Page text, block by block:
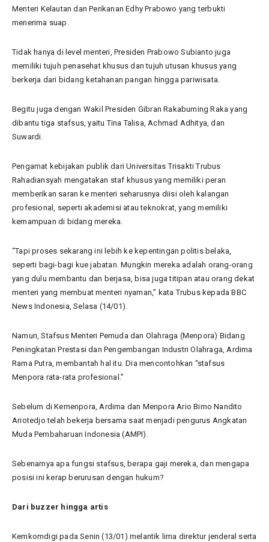
Menteri Kelautan dan Perikanan Edhy Prabowo yang terbukti
menerima suap.
Tidak hanya di level menteri, Presiden Prabowo Subianto juga
memiliki tujuh penasehat khusus dan tujuh utusan khusus yang
berkerja dari bidang ketahanan pangan hingga pariwisata.
Begitu juga dengan Wakil Presiden Gibran Rakabuming Raka yang
dibantu tiga stafsus, yaitu Tina Talisa, Achmad Adhitya, dan
Suwardi.
Pengamat kebijakan publik dari Universitas Trisakti Trubus
Rahadiansyah mengatakan staf khusus yang memiliki peran
memberikan saran ke menteri seharusnya diisi oleh kalangan
profesional, seperti akademisi atau teknokrat, yang memiliki
kemampuan di bidang mereka.
“Tapi proses sekarang ini lebih ke kepentingan politis belaka,
seperti bagi-bagi kue jabatan. Mungkin mereka adalah orang-orang
yang dulu membantu dan berjasa, bisa juga titipan atau orang dekat
menteri yang membuat menteri nyaman,” kata Trubus kepada BBC
News Indonesia, Selasa (14/01).
Namun, Stafsus Menteri Pemuda dan Olahraga (Menpora) Bidang
Peningkatan Prestasi dan Pengembangan Industri Olahraga, Ardima
Rama Putra, membantah hal itu. Dia mencontohkan “stafsus
Menpora rata-rata profesional.”
Sebelum di Kemenpora, Ardima dan Menpora Ario Bimo Nandito
Ariotedjo telah bekerja bersama saat menjadi pengurus Angkatan
Muda Pembaharuan Indonesia (AMPI).
Sebenarnya apa fungsi stafsus, berapa gaji mereka, dan mengapa
posisi ini kerap berurusan dengan hukum?
Dari buzzer hingga artis
Kemkomdigi pada Senin (13/01) melantik lima direktur jenderal serta